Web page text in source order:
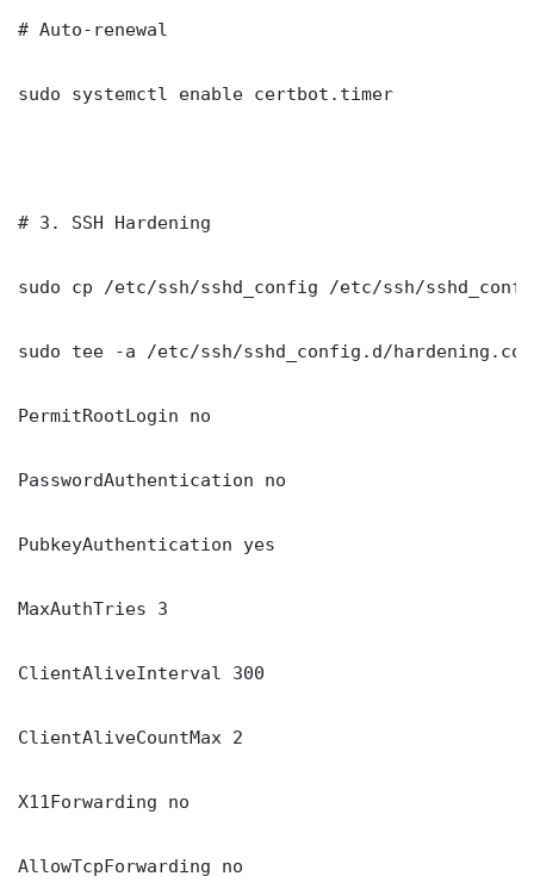
# Auto-renewal
sudo systemctl enable certbot.timer
# 3. SSH Hardening
sudo cp /etc/ssh/sshd_config /etc/ssh/
sudo tee -a /etc/ssh/sshd_config.d/
PermitRootLogin no
PasswordAuthentication no
PubkeyAuthentication yes
MaxAuthTries 3
ClientAliveInterval 300
ClientAliveCountMax 2
X11Forwarding no
AllowTcpForwarding no